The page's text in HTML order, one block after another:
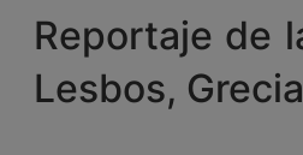
Reportaje de
Lesbos, Grecia